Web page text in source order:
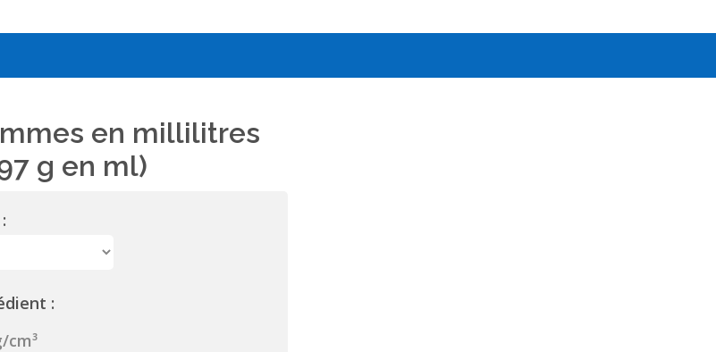
en millilitres
g en ml)
:
cm³